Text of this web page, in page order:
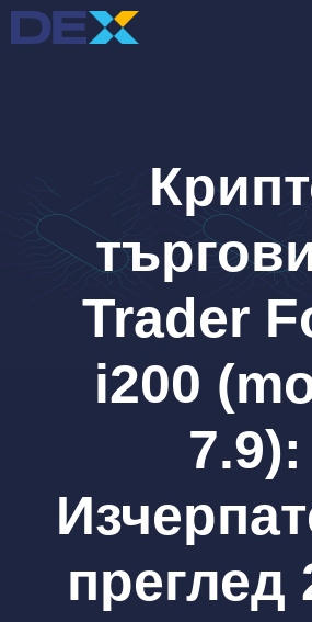
Към
съдържанието
Trader
i200
7.9):
преглед